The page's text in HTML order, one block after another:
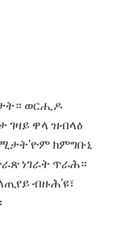
ወርሒዶ
ገዛይ ዋላ ዝብላዕ
ክምግቡኒ
ነገራት ጥራሕ።
ብዙሕ’ዩ፣